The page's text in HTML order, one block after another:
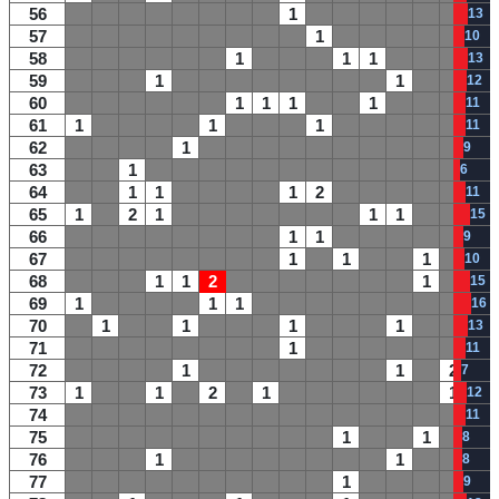
56 1 13
57 1 10
58 1 1 1 13
59 1 1 12
60 1 1 1 1 11
61 1 1 1 11
62 1 9
63 1 6
64 1 1 1 2 11
65 1 2 1 1 1 15
66 1 1 9
67 1 1 1 10
68 1 1 2 1 15
69 1 1 1 16
70 1 1 1 1 13
71 1 11
72 1 1 2 7
73 1 1 2 1 1 12
74 11
75 1 1 8
76 1 1 8
77 1 9